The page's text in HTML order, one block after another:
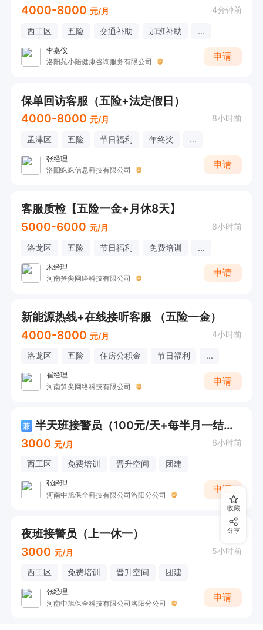
4000-8000 元/月 4分钟前
西工区 五险 交通补助 加班补助 ...
李嘉仪
洛阳苑小陪健康咨询服务有限公司
申请
保单回访客服（五险+法定假日）
4000-8000 元/月 8小时前
孟津区 五险 节日福利 年终奖 ...
张经理
洛阳蛛蛛信息科技有限公司
申请
客服质检【五险一金+月休8天】
5000-6000 元/月 8小时前
洛龙区 五险 节日福利 免费培训 ...
木经理
河南笋尖网络科技有限公司
申请
新能源热线+在线接听客服 （五险一金）
4000-8000 元/月 4小时前
洛龙区 五险 住房公积金 节日福利 ...
崔经理
河南笋尖网络科技有限公司
申请
兼
半天班接警员（100元/天+每半月一结算 ）
3000 元/月 6小时前
西工区 免费培训 晋升空间 团建
张经理
河南中旭保全科技有限公司洛阳分公司
申请
夜班接警员（上一休一）
3000 元/月 5小时前
西工区 免费培训 晋升空间 团建
张经理
河南中旭保全科技有限公司洛阳分公司
申请
收藏
分享